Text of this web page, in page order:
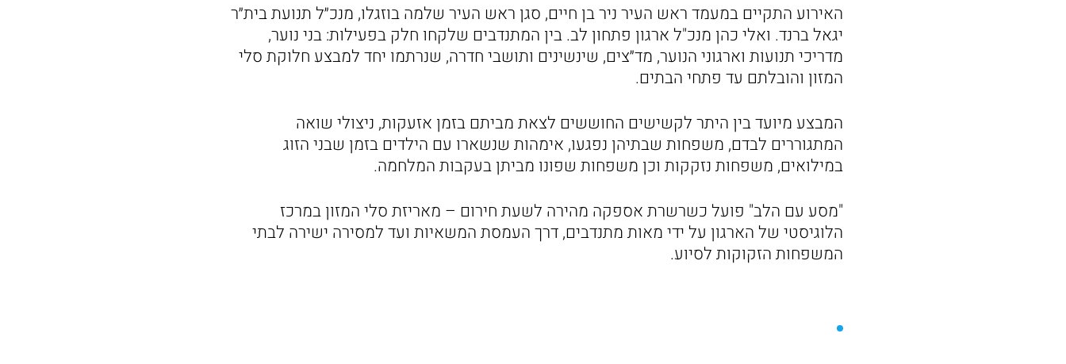
האירוע התקיים במעמד ראש העיר ניר בן חיים, סגן ראש העיר שלמה בוזגלו, מנכ״ל תנועת בית״ר
יגאל ברנד. ואלי כהן מנכ"ל ארגון פתחון לב. בין המתנדבים שלקחו חלק בפעילות: בני נוער,
מדריכי תנועות וארגוני הנוער, מד״צים, שינשינים ותושבי חדרה, שנרתמו יחד למבצע חלוקת סלי
המזון והובלתם עד פתחי הבתים.
המבצע מיועד בין היתר לקשישים החוששים לצאת מביתם בזמן אזעקות, ניצולי שואה
המתגוררים לבדם, משפחות שבתיהן נפגעו, אימהות שנשארו עם הילדים בזמן שבני הזוג
במילואים, משפחות נזקקות וכן משפחות שפונו מביתן בעקבות המלחמה.
"מסע עם הלב" פועל כשרשרת אספקה מהירה לשעת חירום – מאריזת סלי המזון במרכז
הלוגיסטי של הארגון על ידי מאות מתנדבים, דרך העמסת המשאיות ועד למסירה ישירה לבתי
המשפחות הזקוקות לסיוע.